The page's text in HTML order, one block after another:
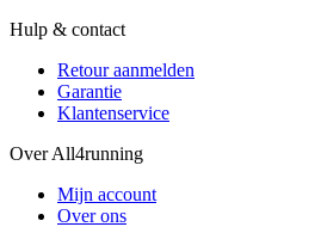
Hulp & contact
Retour aanmelden
Garantie
Klantenservice
Over All4running
Mijn account
Over ons